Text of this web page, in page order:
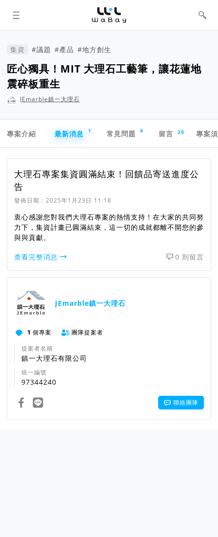
WaBay 挖貝 | 台灣最值得信賴的群眾
集資 / 群眾募資平台
集資 #議題 #產品 #地方創生
匠心獨具！MIT 大理石工藝筆，讓花蓮地
震碎板重生
JEmarble鎮一大理石
專案介紹
最新消息 1 常見問題 6 留言 20 專案
大理石專案集資圓滿結束！回饋品寄送進度公
告
發佈日期： 2025年1月23日 11:18
衷心感謝您對我們大理石專案的熱情支持！在大家的共同努
力下，集資計畫已圓滿結束，這一切的成就都離不開您的參
與與貢獻。
查看完整消息 0 則留言
JEmarble鎮一大理石
1 個專案
團隊提案者
提案者名稱
鎮一大理石有限公司
統一編號
97344240
聯絡團隊